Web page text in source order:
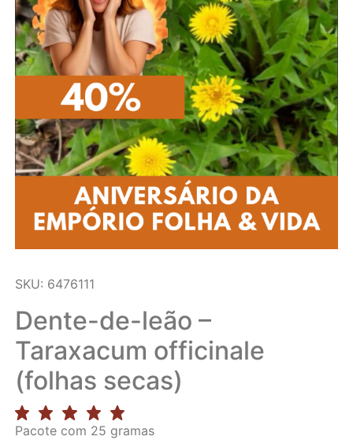
SKU: 6476111
Dente-de-leão –
Taraxacum officinale
(folhas secas)
Pacote com 25 gramas